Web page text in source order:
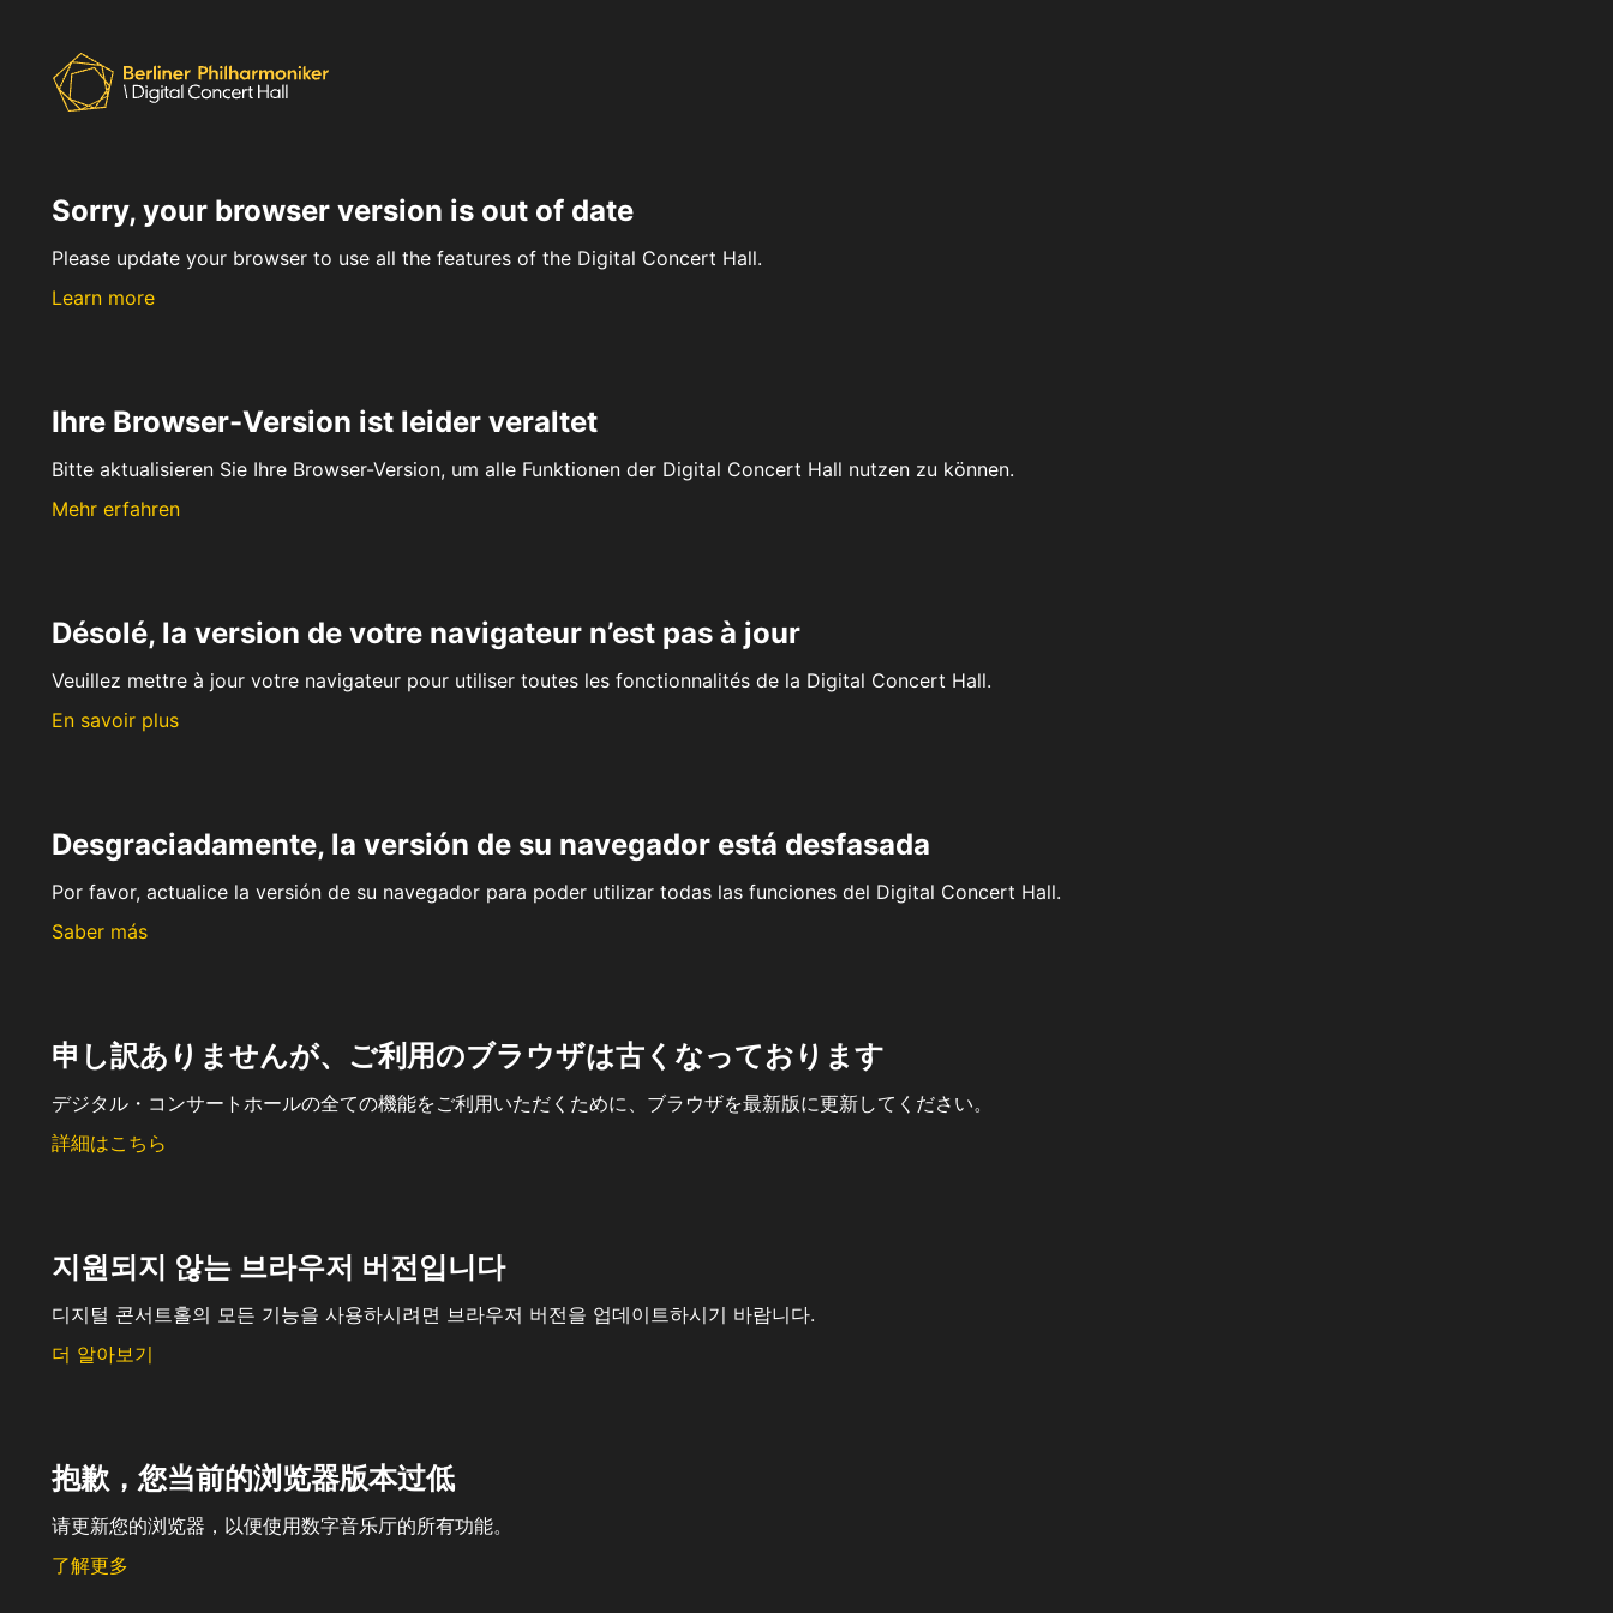
Sorry, your browser version is out of date
Please update your browser to use all the features of the Digital Concert Hall.
Learn more
Ihre Browser-Version ist leider veraltet
Bitte aktualisieren Sie Ihre Browser-Version, um alle Funktionen der Digital Concert Hall nutzen zu können.
Mehr erfahren
Désolé, la version de votre navigateur n’est pas à jour
Veuillez mettre à jour votre navigateur pour utiliser toutes les fonctionnalités de la Digital Concert Hall.
En savoir plus
Desgraciadamente, la versión de su navegador está desfasada
Por favor, actualice la versión de su navegador para poder utilizar todas las funciones del Digital Concert Hall.
Saber más
申し訳ありませんが、ご利用のブラウザは古くなっております
デジタル・コンサートホールの全ての機能をご利用いただくために、ブラウザを最新版に更新してください。
詳細はこちら
지원되지 않는 브라우저 버전입니다
디지털 콘서트홀의 모든 기능을 사용하시려면 브라우저 버전을 업데이트하시기 바랍니다.
더 알아보기
抱歉，您当前的浏览器版本过低
请更新您的浏览器，以便使用数字音乐厅的所有功能。
了解更多